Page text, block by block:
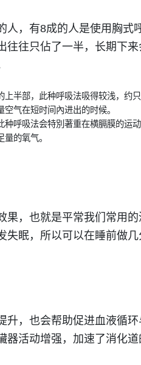
，有8成的人是使用胸式
往只佔了一半，长期下
半部，此种呼吸法吸得较浅，约
气在短时间內进出的时候。
呼吸法会特別著重在横膈膜的运
的氧气。
，也就是平常我们常用
眠，所以可以在睡前做
，也会帮助促进血液循
活动增强，加速了消化